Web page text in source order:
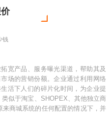
钱
宽产品、服务曝光渠道，帮助其及
场的营销份额。企业通过利用网络
活下人们的碎片化时间，为企业提
似于淘宝、SHOPEX、其他独立商
商城系统的任何配置的情况下，并